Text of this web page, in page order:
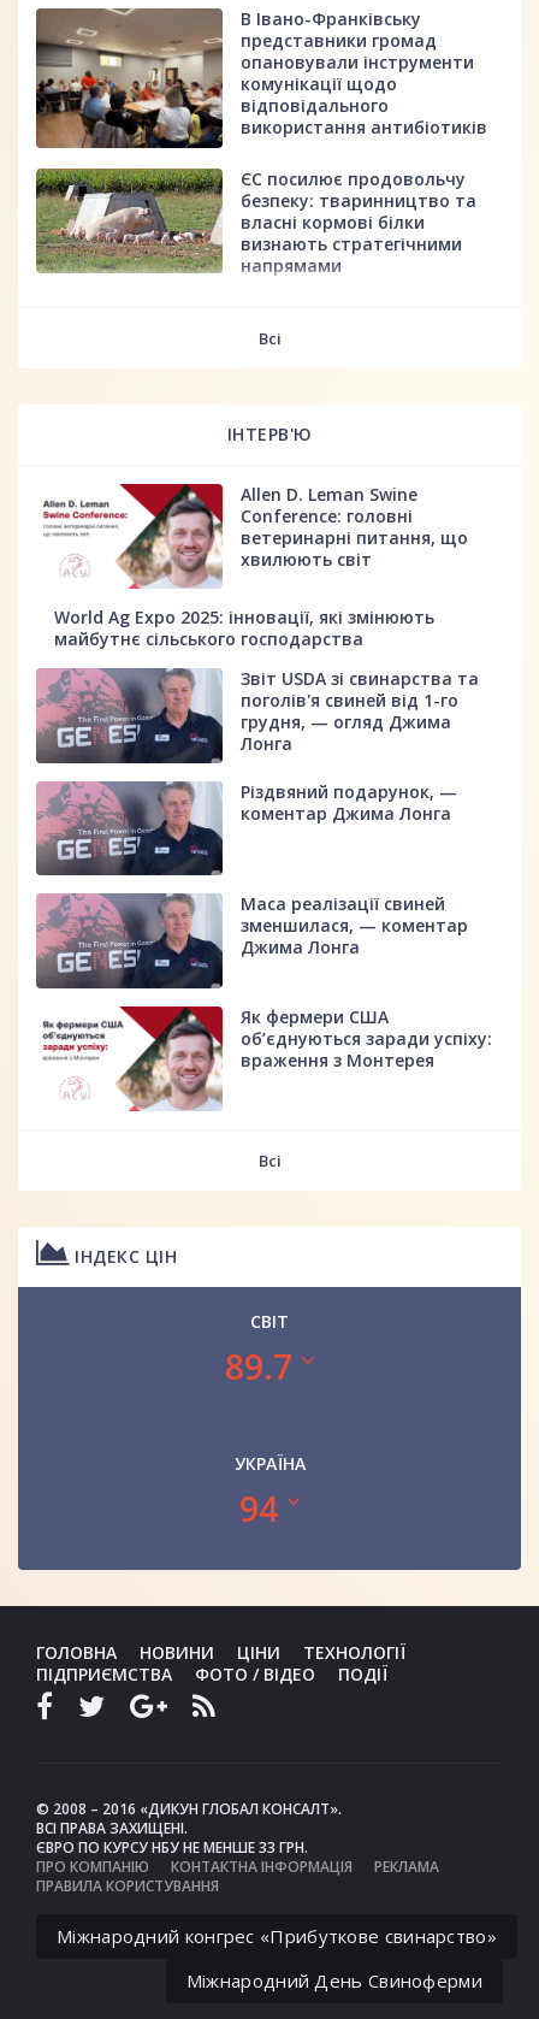
В Івано-Франківську
представники громад
опановували інструменти
комунікації щодо
відповідального
використання антибіотиків
ЄС посилює продовольчу
безпеку: тваринництво та
власні кормові білки
визнають стратегічними
напрямами
Всі
ІНТЕРВ'Ю
Allen D. Leman Swine
Conference: головні
ветеринарні питання, що
хвилюють світ
World Ag Expo 2025: інновації, які змінюють
майбутнє сільського господарства
Звіт USDA зі свинарства та
поголів'я свиней від 1-го
грудня, — огляд Джима
Лонга
Різдвяний подарунок, —
коментар Джима Лонга
Маса реалізації свиней
зменшилася, — коментар
Джима Лонга
Як фермери США
об’єднуються заради успіху:
враження з Монтерея
Всі
ІНДЕКС ЦІН
СВІТ
89.7
УКРАЇНА
94
ГОЛОВНА НОВИНИ ЦІНИ
ТЕХНОЛОГІЇ
ПІДПРИЄМСТВА
ФОТО / ВІДЕО ПОДІЇ
© 2008 – 2016 «ДИКУН ГЛОБАЛ КОНСАЛТ».
ВСІ ПРАВА ЗАХИЩЕНІ.
ЄВРО ПО КУРСУ НБУ НЕ МЕНШЕ 33 ГРН.
ПРО КОМПАНІЮ
КОНТАКТНА ІНФОРМАЦІЯ
РЕКЛАМА
ПРАВИЛА КОРИСТУВАННЯ
Міжнародний конгрес «Прибуткове свинарство»
Міжнародний День Свиноферми